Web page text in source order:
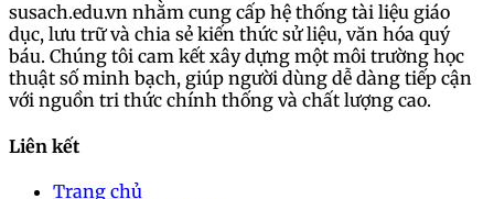
Cảm ơn bạn đã theo dõi bài viết về ảnh sex gái Hàn
mới lớn. Những hình ảnh và thông tin trong bài viết
sẽ mang lại cho bạn những phút giây thú vị. Đừng
quên chia sẻ bài viết để mọi người cùng thưởng thức
vẻ đẹp này nhé!
susach.edu.vn nhằm cung cấp hệ thống tài liệu giáo
dục, lưu trữ và chia sẻ kiến thức sử liệu, văn hóa quý
báu. Chúng tôi cam kết xây dựng một môi trường học
thuật số minh bạch, giúp người dùng dễ dàng tiếp cận
với nguồn tri thức chính thống và chất lượng cao.
Liên kết
Trang chủ